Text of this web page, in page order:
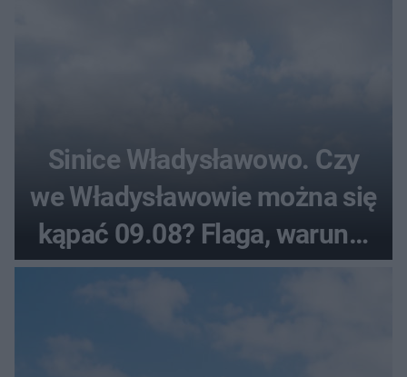
Sinice Władysławowo. Czy
we Władysławowie można się
kąpać 09.08? Flaga, warunki
pogodowe